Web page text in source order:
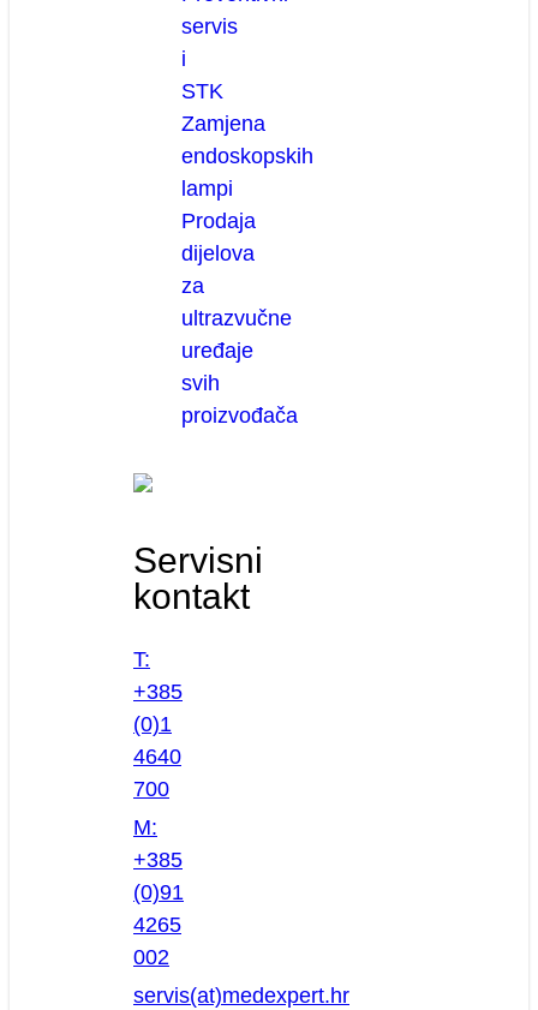
servis
i
STK
Zamjena
endoskopskih
lampi
Prodaja
dijelova
za
ultrazvučne
uređaje
svih
proizvođača
Servisni
kontakt
T:
+385
(0)1
4640
700
M:
+385
(0)91
4265
002
servis(at)medexpert.hr